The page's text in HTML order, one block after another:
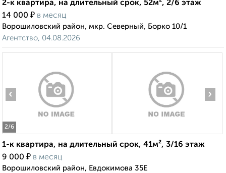
2-к квартира, на длительный срок, 52м², 2/6 этаж
14 000 ₽ в месяц
Ворошиловский район, мкр. Северный, Борко 10/1
Агентство, 04.08.2026
2/6
‹ ›
1-к квартира, на длительный срок, 41м², 3/16 этаж
9 000 ₽ в месяц
Ворошиловский район, Евдокимова 35Е